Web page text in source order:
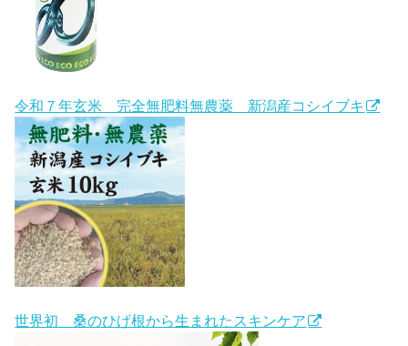
令和７年玄米 完全無肥料無農薬 新潟産コシイブキ
世界初 桑のひげ根から生まれたスキンケア